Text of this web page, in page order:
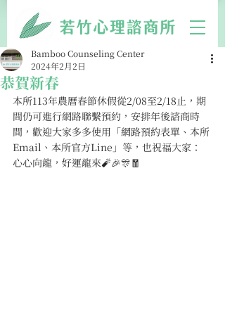
恭賀新春
Bamboo Counseling Center
2024年2月2日
本所113年農曆春節休假從2/08至2/18止，期
間仍可進行網路聯繫預約，安排年後諮商時
間，歡迎大家多多使用「網路預約表單、本所
Email、本所官方Line」等，也祝福大家：
心心向龍，好運龍來🧨🎉🎊🧧